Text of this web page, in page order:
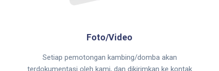
Foto/Video
Setiap pemotongan kambing/domba akan
terdokumentasi oleh kami, dan dikirimkan ke kontak